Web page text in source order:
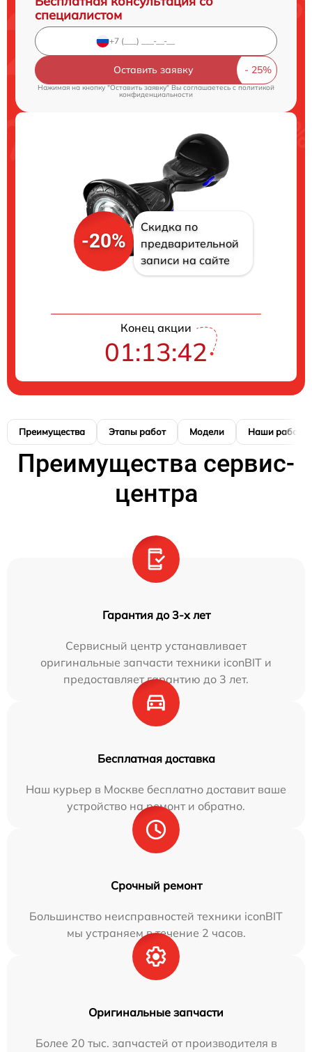
специалистом
Оставить заявку
Нажимая на кнопку "Оставить заявку" Вы соглашаетесь cполитикой
конфиденциальности
-20%
Скидка по
предварительной
записи на сайте
Конец акции
01:13:41
Преимущества Этапы работ Модели Наши работы
Преимущества сервис-
центра
Гарантия до 3-х лет
Сервисный центр устанавливает
оригинальные запчасти техники iconBIT и
предоставляет гарантию до 3 лет.
Бесплатная доставка
Наш курьер в Москве бесплатно доставит ваше
устройство на ремонт и обратно.
Срочный ремонт
Большинство неисправностей техники iconBIT
мы устраняем в течение 2 часов.
Оригинальные запчасти
Более 20 тыс. запчастей от производителя в